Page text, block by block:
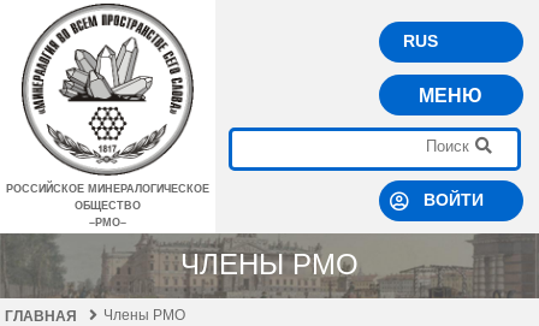
РОССИЙСКОЕ МИНЕРАЛОГИЧЕСКОЕ
ОБЩЕСТВО
–РМО–
RUS
МЕНЮ
ВОЙТИ
ЧЛЕНЫ РМО
ГЛАВНАЯ Члены РМО